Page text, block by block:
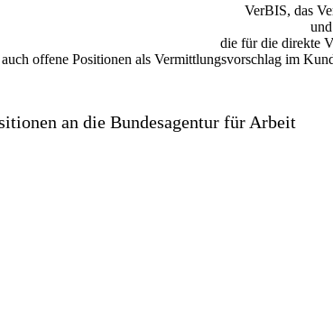
VerBIS, das
die für die direkte
offene Positionen als Vermittlungsvorschlag im
an die Bundesagentur für Arbeit